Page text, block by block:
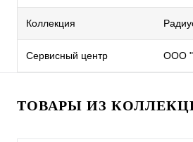
Коллекция
Сервисный центр ООО
ТОВАРЫ ИЗ